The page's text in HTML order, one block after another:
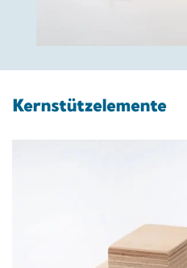
Kernstützelemente